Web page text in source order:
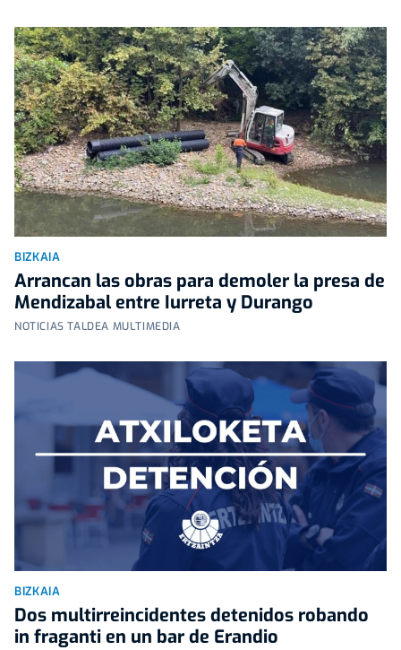
BIZKAIA
Arrancan las obras para demoler la presa de
Mendizabal entre Iurreta y Durango
NOTICIAS TALDEA MULTIMEDIA
BIZKAIA
Dos multirreincidentes detenidos robando
in fraganti en un bar de Erandio